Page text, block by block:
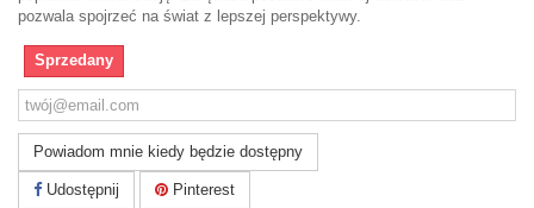
pozwala spojrzeć na świat z lepszej perspektywy.
Sprzedany
Powiadom mnie kiedy będzie dostępny
Udostępnij Pinterest